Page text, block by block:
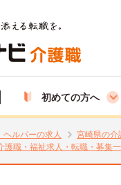
初めての方へ
ヘルパーの求人 宮崎県の介
護職・福祉求人・転職・募集